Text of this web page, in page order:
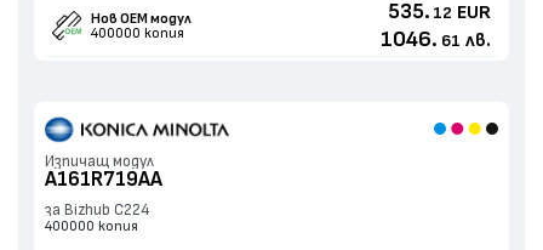
Нов ОЕМ модул
400000 копия
535. 12 EUR
1046. 61 лв.
Изпичащ модул
A161R719AA
за Bizhub C224
400000 копия